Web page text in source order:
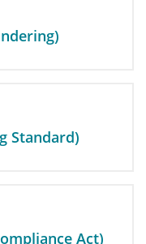
Standard)
Act)